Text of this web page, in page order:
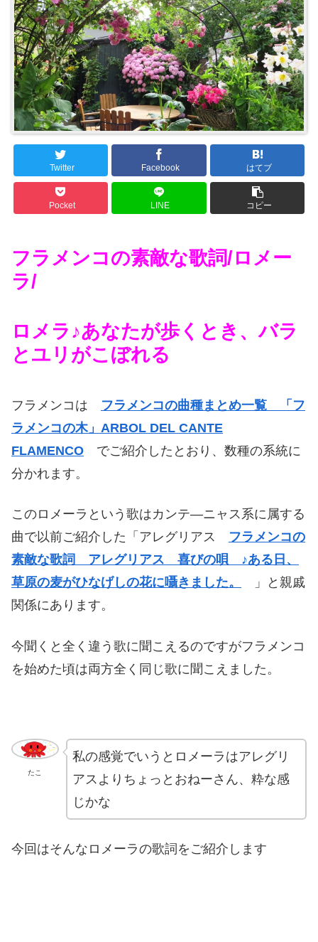
Twitter Facebook はてブ
Pocket LINE コピー
フラメンコの素敵な歌詞/ロメー
ラ/
ロメラ♪あなたが歩くとき、バラ
とユリがこぼれる
フラメンコは フラメンコの曲種まとめ一覧 「フ
ラメンコの木」ARBOL DEL CANTE
FLAMENCO
でご紹介したとおり、数種の系統に
分かれます。
このロメーラという歌はカンテ―ニャス系に属する
曲で以前ご紹介した「アレグリアス フラメンコの
素敵な歌詞 アレグリアス 喜びの唄 ♪ある日、
草原の麦がひなげしの花に囁きました。
」と親戚
関係にあります。
今聞くと全く違う歌に聞こえるのですがフラメンコ
を始めた頃は両方全く同じ歌に聞こえました。
たこ
私の感覚でいうとロメーラはアレグリ
アスよりちょっとおねーさん、粋な感
じかな
今回はそんなロメーラの歌詞をご紹介します